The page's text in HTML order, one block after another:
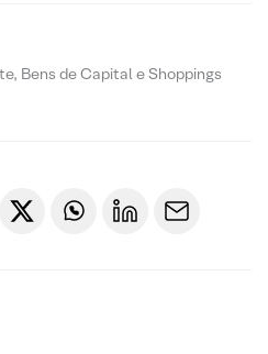
Bens de Capital e Shoppings